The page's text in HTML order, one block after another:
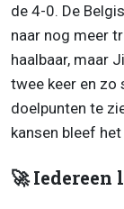
de 4-0. De
naar nog meer
haalbaar, maar
twee keer en zo
doelpunten te
kansen bleef
🚀 Iedereen